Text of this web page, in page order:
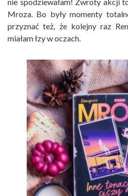
Mroza. Bo były momenty
przyznać też, że kolejny raz
miałam łzy w oczach.